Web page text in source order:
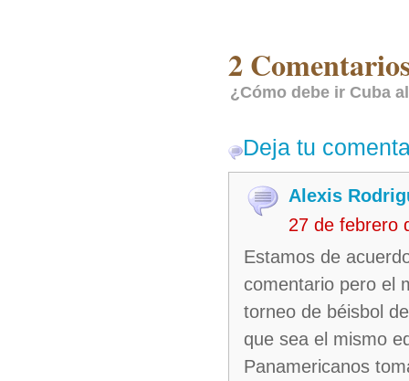
2
¿Cómo debe ir Cuba
Deja tu
Alexis
27 de febrero
Estamos de
comentario pero el
torneo de béisbol
que sea el mismo
Panamericanos